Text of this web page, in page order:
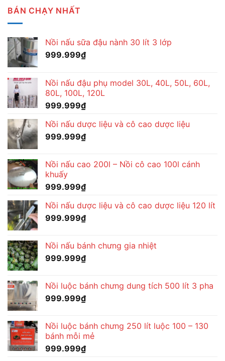
BÁN CHẠY NHẤT
Nồi nấu sữa đậu nành 30 lít 3 lớp
999.999₫
Nồi nấu đậu phụ model 30L, 40L, 50L, 60L,
80L, 100L, 120L
999.999₫
Nồi nấu dược liệu và cô cao dược liệu
999.999₫
Nồi nấu cao 200l – Nồi cô cao 100l cánh
khuấy
999.999₫
Nồi nấu dược liệu và cô cao dược liệu 120 lít
999.999₫
Nồi nấu bánh chưng gia nhiệt
999.999₫
Nồi luộc bánh chưng dung tích 500 lít 3 pha
999.999₫
Nồi luộc bánh chưng 250 lít luộc 100 – 130
bánh mỗi mẻ
999.999₫